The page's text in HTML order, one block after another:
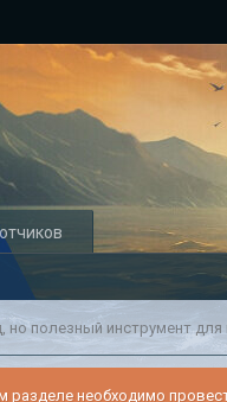
но полезный инструмент для
разделе необходимо